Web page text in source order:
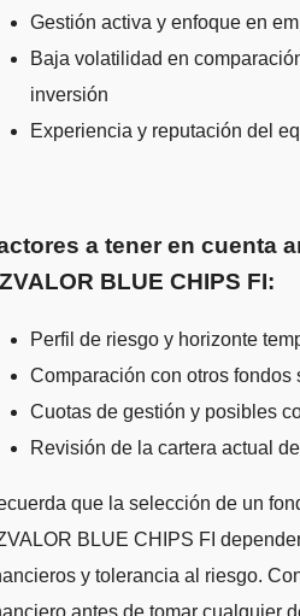
Gestión activa y enfoque en
Baja volatilidad en
inversión
Experiencia y reputación del
a tener en cuenta
BLUE CHIPS FI:
Perfil de riesgo y horizonte
Comparación con otros fondos
Cuotas de gestión y posibles
Revisión de la cartera actual
que la selección de un
BLUE CHIPS FI
y tolerancia al riesgo.